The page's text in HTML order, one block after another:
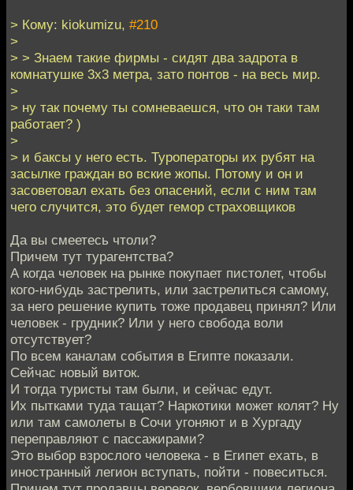
> Кому: kiokumizu, #210
>
> > Знаем такие фирмы - сидят два задрота в
комнатушке 3х3 метра, зато понтов - на весь мир.
>
> ну так почему ты сомневаешся, что он таки там
работает? )
>
> и баксы у него есть. Туроператоры их рубят на
засылке граждан во вские жопы. Потому и он и
засоветовал ехать без опасений, если с ним там
чего случится, это будет гемор страховщиков
Да вы смеетесь чтоли?
Причем тут турагентства?
А когда человек на рынке покупает пистолет, чтобы
кого-нибудь застрелить, или застрелиться самому,
за него решение купить тоже продавец принял? Или
человек - грудник? Или у него свобода воли
отсутствует?
По всем каналам события в Египте показали.
Сейчас новый виток.
И тогда туристы там были, и сейчас едут.
Их пытками туда тащат? Наркотики может колят? Ну
или там самолеты в Сочи угоняют и в Хургаду
переправляют с пассажирами?
Это выбор взрослого человека - в Египет ехать, в
иностранный легион вступать, пойти - повеситься.